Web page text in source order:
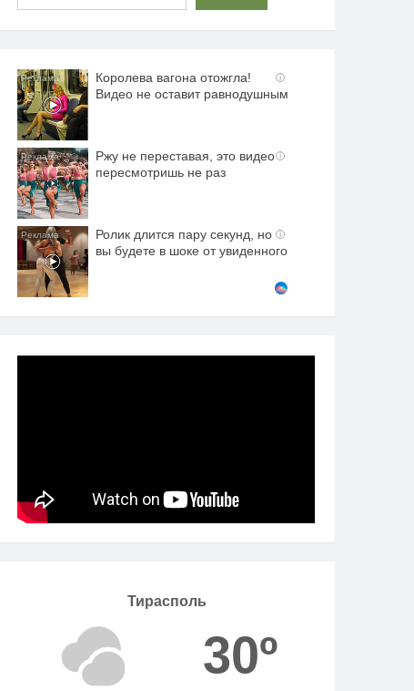
i
Королева вагона отожгла!
Видео не оставит равнодушным
i
Ржу не переставая, это видео
пересмотришь не раз
i
Ролик длится пару секунд, но
вы будете в шоке от увиденного
Тирасполь
30º